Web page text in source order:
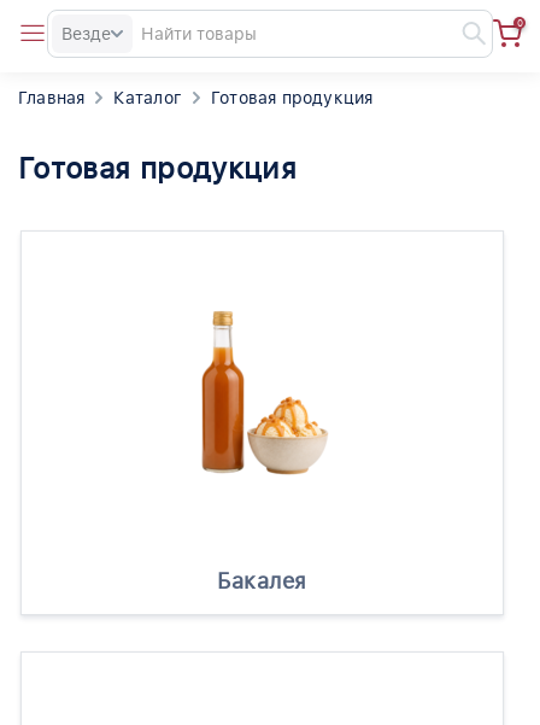
Везде
0
Главная Каталог Готовая продукция
Готовая продукция
Бакалея